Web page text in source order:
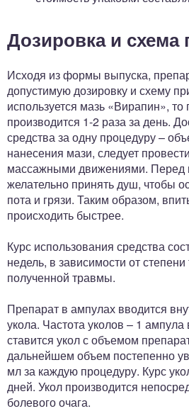
Дозировка и схема
Исходя из формы выпуска,
допустимую дозировку и схему
используется мазь «Вирапин»,
производится 1-2 раза за день.
средства за одну процедуру –
нанесения мази, следует
массажными движениями. Перед
желательно принять душ, чтобы
пота и грязи. Таким образом,
происходить быстрее.
Курс использования средства
недель, в зависимости от
полученной травмы.
Препарат в ампулах вводится
укола. Частота уколов – 1
ставится укол с объемом
дальнейшем объем постепенно
мл за каждую процедуру. Курс
дней. Укол производится
болевого очага.